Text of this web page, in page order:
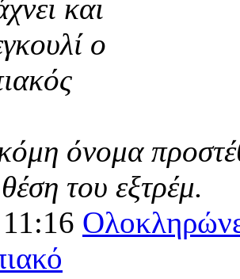
όνομα
του εξτρέμ.